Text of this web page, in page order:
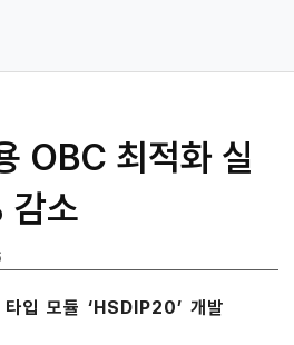
OBC 최적화 실
감소
입 모듈 ‘HSDIP20’ 개발